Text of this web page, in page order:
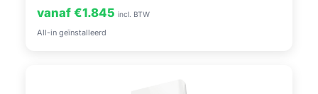
vanaf €1.845 incl. BTW
All-in geïnstalleerd